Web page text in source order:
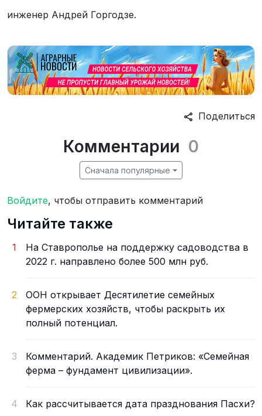
инженер Андрей Горгодзе.
Поделиться
Комментарии 0
Сначала популярные
Войдите, чтобы отправить комментарий
Читайте также
1
На Ставрополье на поддержку садоводства в
2022 г. направлено более 500 млн руб.
2
ООН открывает Десятилетие семейных
фермерских хозяйств, чтобы раскрыть их
полный потенциал.
3
Комментарий. Академик Петриков: «Семейная
ферма – фундамент цивилизации».
4 Как рассчитывается дата празднования Пасхи?